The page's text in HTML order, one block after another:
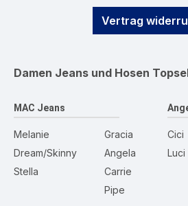
Vertrag
Damen Jeans und Hosen
MAC Jeans
Melanie
Dream/Skinny
Stella
Gracia
Angela
Carrie
Pipe
Cici
Luci